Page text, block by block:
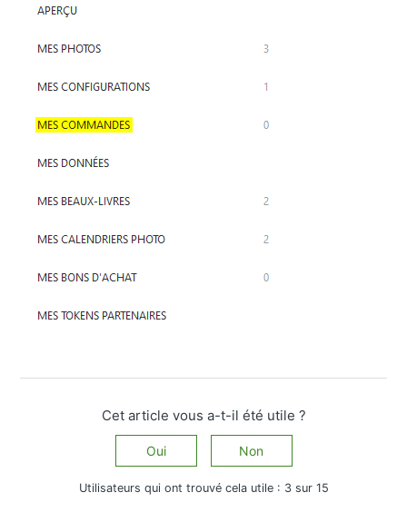
Cet article vous a-t-il été utile ?
Oui Non
Utilisateurs qui ont trouvé cela utile : 3 sur 15